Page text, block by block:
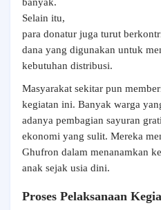
banyak.
Selain itu,
para donatur juga turut
dana yang digunakan untuk
kebutuhan distribusi.
Masyarakat sekitar pun
kegiatan ini. Banyak warga
adanya pembagian sayuran
ekonomi yang sulit. Mereka
Ghufron dalam menanamkan
anak sejak usia dini.
Proses Pelaksanaan